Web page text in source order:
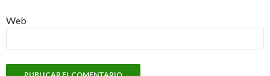
Web